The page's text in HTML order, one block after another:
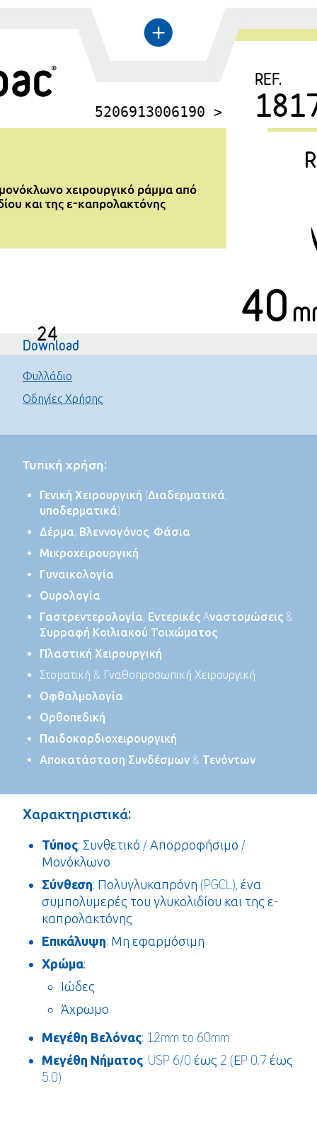
←
+
5206913006190 >
REF.
40
χειρουργικό ράμμα από
και της ε-καπρολακτόνης
24
Download
Φυλλάδιο
Οδηγίες Χρήσης
Τυπική χρήση:
Γενική Χειρουργική (Διαδερματικά,
υποδερματικά)
Δέρμα, Βλεννογόνος, Φάσια
Μικροχειρουργική
Γυναικολογία
Ουρολογία
Γαστρεντερολογία, Εντερικές Aναστομώσεις &
Συρραφή Κοιλιακού Τοιχώματος
Πλαστική Χειρουργική
Στοματική & Γναθοπροσωπική Χειρουργική
Οφθαλμολογία
Ορθοπεδική
Παιδοκαρδιοχειρουργική
Αποκατάσταση Συνδέσμων & Τενόντων
Χαρακτηριστικά:
Τύπος: Συνθετικό / Απορροφήσιμο /
Μονόκλωνο
Σύνθεση: Πολυγλυκαπρόνη (PGCL), ένα
συμπολυμερές του γλυκολιδίου και της ε-
καπρολακτόνης
Επικάλυψη: Μη εφαρμόσιμη
Χρώμα:
Ιώδες
Άχρωμο
Μεγέθη Βελόνας: 12mm to 60mm
Μεγέθη Νήματος: USP 6/0 έως 2 (ΕP 0.7 έως
5.0)